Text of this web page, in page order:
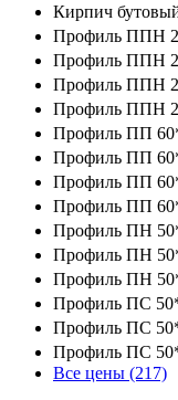
Кирпич
Профиль ППН
Профиль ППН
Профиль ППН
Профиль ППН
Профиль ПП
Профиль ПП
Профиль ПП
Профиль ПП
Профиль ПН
Профиль ПН
Профиль ПН
Профиль ПС
Профиль ПС
Профиль ПС
Все цены (217)